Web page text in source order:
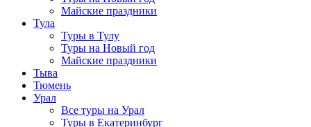
Майские праздники
Тула
Туры в Тулу
Туры на Новый год
Майские праздники
Тыва
Тюмень
Урал
Все туры на Урал
Туры в Екатеринбург